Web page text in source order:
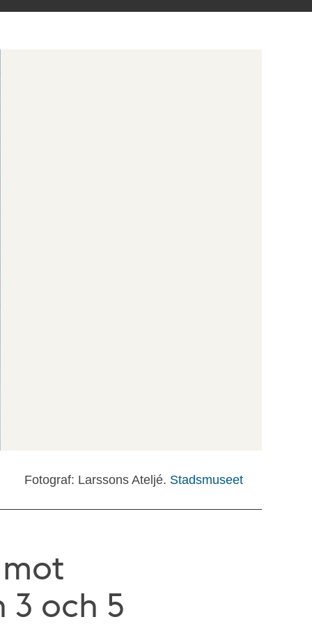
Fotograf: Larssons Ateljé. Stadsmuseet
3 och 5